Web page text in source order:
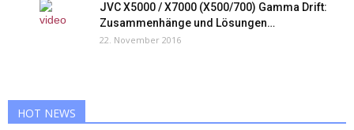
JVC X5000 / X7000 (X500/700) Gamma Drift:
Zusammenhänge und Lösungen…
22. November 2016
HOT NEWS